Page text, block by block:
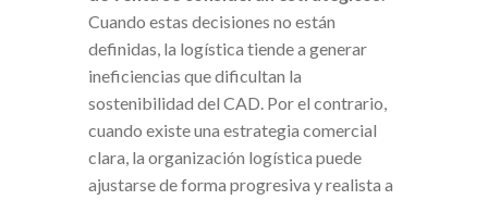
Cuando estas decisiones no están
definidas, la logística tiende a generar
ineficiencias que dificultan la
sostenibilidad del CAD. Por el contrario,
cuando existe una estrategia comercial
clara, la organización logística puede
ajustarse de forma progresiva y realista a